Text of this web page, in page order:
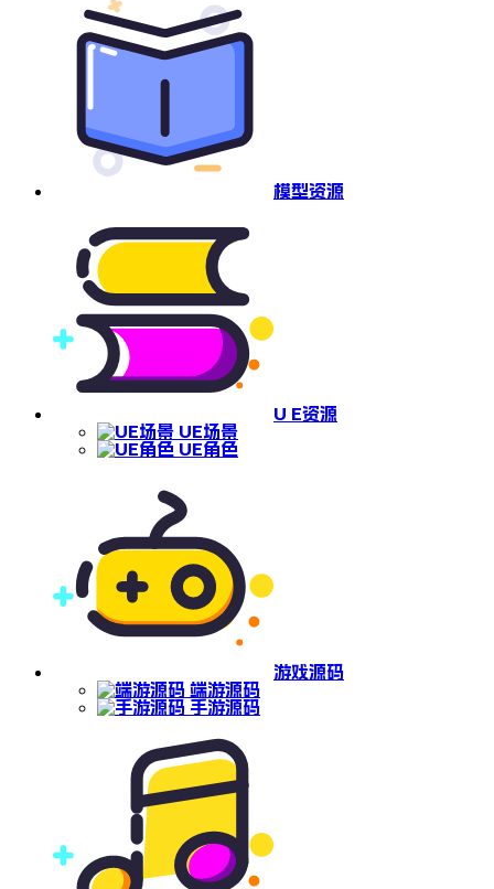
模型资源
U E资源
UE场景
UE角色
游戏源码
端游源码
手游源码